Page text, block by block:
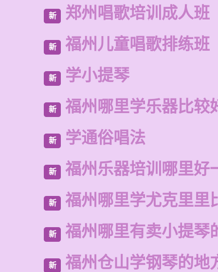
新 郑州唱歌培训成人班
新 福州儿童唱歌排练班
新 学小提琴
新 福州哪里学乐器比较
新 学通俗唱法
新 福州乐器培训哪里好
新 福州哪里学尤克里里
新 福州哪里有卖小提琴
新 福州仓山学钢琴的地